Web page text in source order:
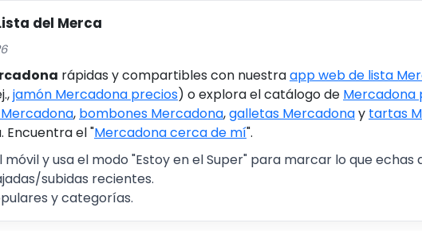
del Merca
rápidas y compartibles con nuestraapp web de lista
jamón Mercadona precios) o explora el catálogo de Mercadona
, bombones Mercadona,galletas Mercadonay tartas
Encuentra el "Mercadona cerca de mí".
y usa el modo "Estoy en el Super" para marcar lo que echas
subidas recientes.
y categorías.